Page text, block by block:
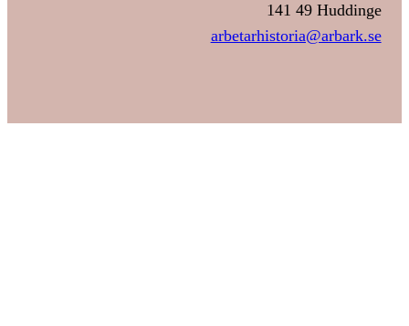
141 49 Huddinge
arbetarhistoria@arbark.se